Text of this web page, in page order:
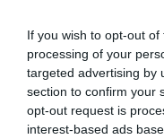
If you wish to opt-out
processing of your
targeted advertising by
section to confirm your
opt-out request is
interest-based ads